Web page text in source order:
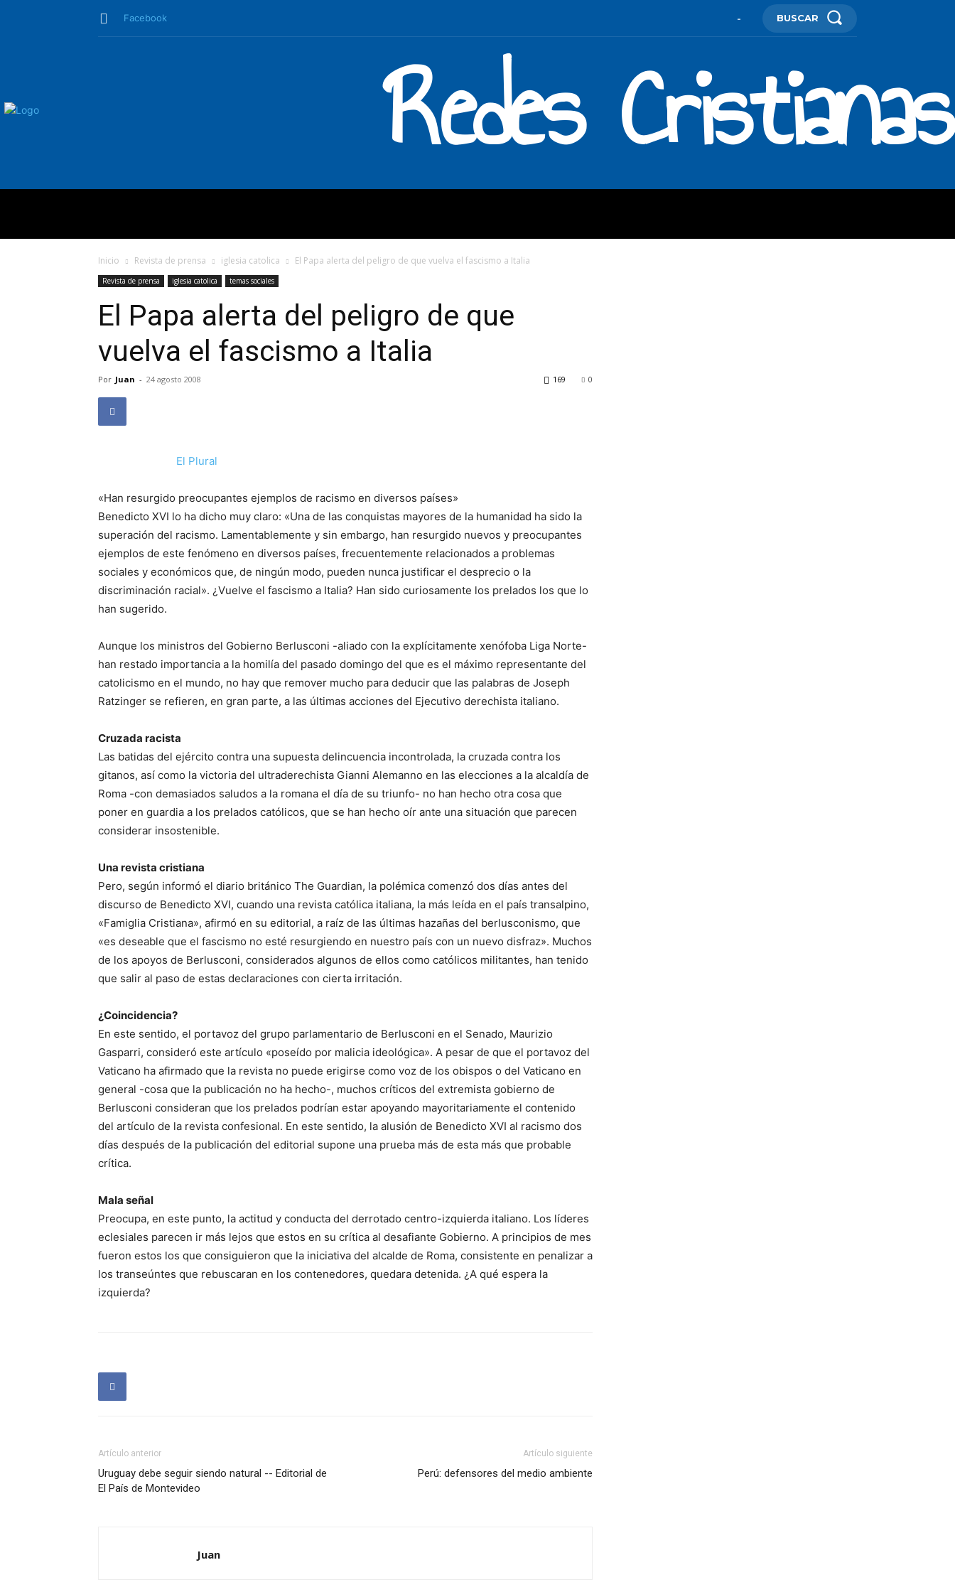
Facebook - BUSCAR
Redes Cristianas
Inicio Revista de prensa iglesia catolica El Papa alerta del peligro de que vuelva el fascismo a Italia
Revista de prensa iglesia catolica temas sociales
El Papa alerta del peligro de que
vuelva el fascismo a Italia
Por Juan - 24 agosto 2008 0
169
El Plural
«Han resurgido preocupantes ejemplos de racismo en diversos países»
Benedicto XVI lo ha dicho muy claro: «Una de las conquistas mayores de la humanidad ha sido la
superación del racismo. Lamentablemente y sin embargo, han resurgido nuevos y preocupantes
ejemplos de este fenómeno en diversos países, frecuentemente relacionados a problemas
sociales y económicos que, de ningún modo, pueden nunca justificar el desprecio o la
discriminación racial». ¿Vuelve el fascismo a Italia? Han sido curiosamente los prelados los que lo
han sugerido.
Aunque los ministros del Gobierno Berlusconi -aliado con la explícitamente xenófoba Liga Norte-
han restado importancia a la homilía del pasado domingo del que es el máximo representante del
catolicismo en el mundo, no hay que remover mucho para deducir que las palabras de Joseph
Ratzinger se refieren, en gran parte, a las últimas acciones del Ejecutivo derechista italiano.
Cruzada racista
Las batidas del ejército contra una supuesta delincuencia incontrolada, la cruzada contra los
gitanos, así como la victoria del ultraderechista Gianni Alemanno en las elecciones a la alcaldía de
Roma -con demasiados saludos a la romana el día de su triunfo- no han hecho otra cosa que
poner en guardia a los prelados católicos, que se han hecho oír ante una situación que parecen
considerar insostenible.
Una revista cristiana
Pero, según informó el diario británico The Guardian, la polémica comenzó dos días antes del
discurso de Benedicto XVI, cuando una revista católica italiana, la más leída en el país transalpino,
«Famiglia Cristiana», afirmó en su editorial, a raíz de las últimas hazañas del berlusconismo, que
«es deseable que el fascismo no esté resurgiendo en nuestro país con un nuevo disfraz». Muchos
de los apoyos de Berlusconi, considerados algunos de ellos como católicos militantes, han tenido
que salir al paso de estas declaraciones con cierta irritación.
¿Coincidencia?
En este sentido, el portavoz del grupo parlamentario de Berlusconi en el Senado, Maurizio
Gasparri, consideró este artículo «poseído por malicia ideológica». A pesar de que el portavoz del
Vaticano ha afirmado que la revista no puede erigirse como voz de los obispos o del Vaticano en
general -cosa que la publicación no ha hecho-, muchos críticos del extremista gobierno de
Berlusconi consideran que los prelados podrían estar apoyando mayoritariamente el contenido
del artículo de la revista confesional. En este sentido, la alusión de Benedicto XVI al racismo dos
días después de la publicación del editorial supone una prueba más de esta más que probable
crítica.
Mala señal
Preocupa, en este punto, la actitud y conducta del derrotado centro-izquierda italiano. Los líderes
eclesiales parecen ir más lejos que estos en su crítica al desafiante Gobierno. A principios de mes
fueron estos los que consiguieron que la iniciativa del alcalde de Roma, consistente en penalizar a
los transeúntes que rebuscaran en los contenedores, quedara detenida. ¿A qué espera la
izquierda?
Artículo anterior
Uruguay debe seguir siendo natural -- Editorial de
El País de Montevideo
Artículo siguiente
Perú: defensores del medio ambiente
Juan